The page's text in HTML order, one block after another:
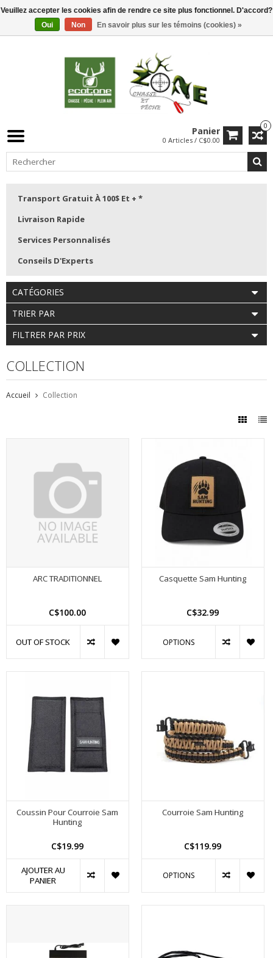
0
Panier
0 Articles / C$0.00
Transport Gratuit À 100$ Et + *
Livraison Rapide
Services Personnalisés
Conseils D'Experts
CATÉGORIES
TRIER PAR
FILTRER PAR PRIX
COLLECTION
Accueil Collection
ARC TRADITIONNEL
C$100.00
OUT OF STOCK
Casquette Sam Hunting
C$32.99
OPTIONS
Coussin Pour Courroie Sam
Hunting
C$19.99
AJOUTER AU
PANIER
Courroie Sam Hunting
C$119.99
OPTIONS
Veuillez accepter les cookies afin de rendre ce site plus fonctionnel. D'accord?
Oui
Non En savoir plus sur les témoins (cookies) »